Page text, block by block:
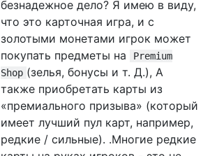
безнадежное дело? Я имею в виду,
что это карточная игра, и с
золотыми монетами игрок может
покупать предметы на
Premium
Shop (зелья, бонусы и т. Д.), А
также приобретать карты из
«премиального призыва» (который
имеет лучший пул карт, например,
редкие / сильные). .Многие редкие